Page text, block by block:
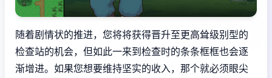
随着剧情状的推进，您将将获得晋升至更高耸级别型的
检查站的机会，但如此一来到检查时的条条框框也会逐
渐增进。如果您想要维持坚实的收入，那个就必须眼尖